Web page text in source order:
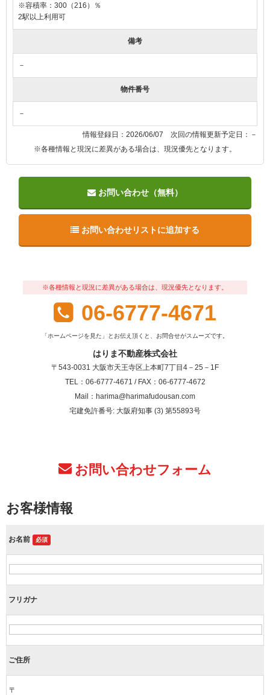
※容積率：300（216）％
2駅以上利用可
備考
－
物件番号
－
情報登録日：2026/06/07 次回の情報更新予定日：－
※各種情報と現況に差異がある場合は、現況優先となります。
お問い合わせ（無料）
お問い合わせリストに追加する
※各種情報と現況に差異がある場合は、現況優先となります。
06-6777-4671
「ホームページを見た」とお伝え頂くと、お問合せがスムーズです。
はりま不動産株式会社
〒543-0031 大阪市天王寺区上本町7丁目4－25－1F
TEL：06-6777-4671 / FAX：06-6777-4672
Mail：harima@harimafudousan.com
宅建免許番号: 大阪府知事 (3) 第55893号
お問い合わせフォーム
お客様情報
お名前 必須
フリガナ
ご住所
〒